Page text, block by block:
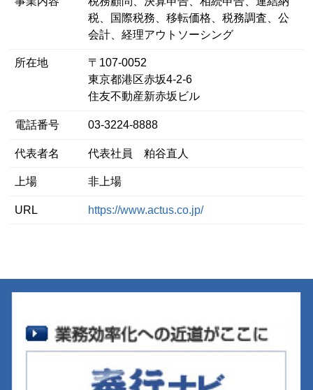
税、国際税務、移転価格、税務調査、公
会計、経理アウトソーシング
所在地
〒107-0052
東京都港区⾚坂4-2-6
住友不動産新赤坂ビル
電話番号 03-3224-8888
代表者名 代表社員 粕谷直人
上場 非上場
URL https://www.actus.co.jp/